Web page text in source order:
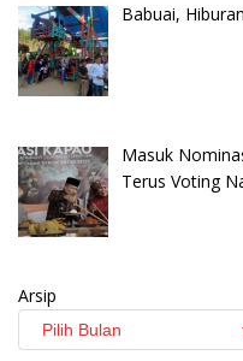
Babuai,
Masuk
Terus Voting
Arsip